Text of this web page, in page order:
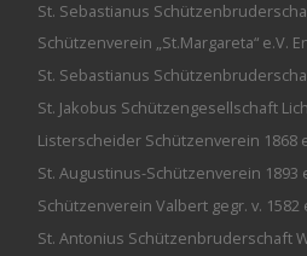
St. Sebastianus
Schützenverein „St.Margareta“ e.V.
St. Sebastianus
St. Jakobus Schützengesellschaft
Listerscheider Schützenverein 1868
St. Augustinus-Schützenverein 1893
Schützenverein Valbert gegr. v. 1582
St. Antonius Schützenbruderschaft